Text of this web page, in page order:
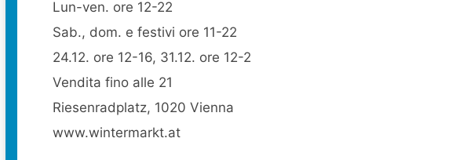
Lun-ven. ore 12-22
Sab., dom. e festivi ore 11-22
24.12. ore 12-16, 31.12. ore 12-2
Vendita fino alle 21
Riesenradplatz, 1020 Vienna
www.wintermarkt.at